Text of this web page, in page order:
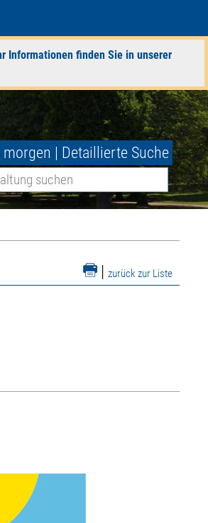
Informationen finden Sie in unserer
morgen | Detaillierte Suche
| zurück zur Liste